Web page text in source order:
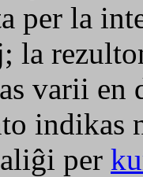
per la
la
varii en
indikas
per